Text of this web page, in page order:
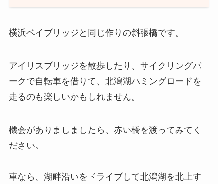
横浜ベイブリッジと同じ作りの斜張橋です。
アイリスブリッジを散歩したり、サイクリングパ
ークで自転車を借りて、北潟湖ハミングロードを
走るのも楽しいかもしれません。
機会がありましましたら、赤い橋を渡ってみてく
ださい。
車なら、湖畔沿いをドライブして北潟湖を北上す